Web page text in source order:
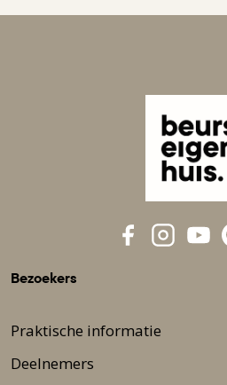
Bezoekers
Praktische informatie
Deelnemers